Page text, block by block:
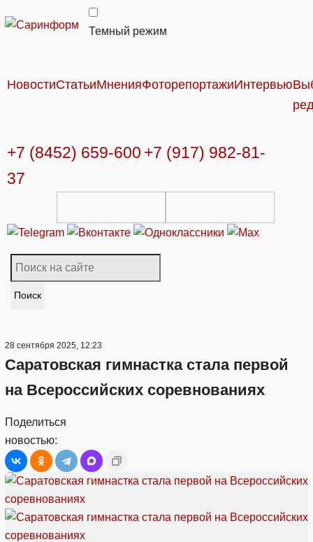
Темный режим
НовостиСтатьиМненияФоторепортажиИнтервью
+7 (8452) 659-600 +7 (917) 982-81-
37
Поиск
28 сентября 2025, 12:23
Саратовская гимнастка стала первой
на Всероссийских соревнованиях
Поделиться
новостью: